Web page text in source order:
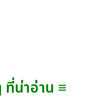
ที่น่าอ่าน ≡